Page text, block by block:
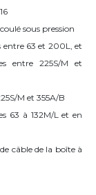
sous pression
entre 63 et 200L, et
entre 225S/M et
M et 355A/B
63 à 132M/L et en
câble de la boîte à